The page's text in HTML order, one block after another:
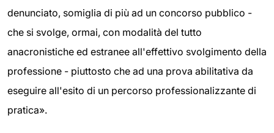
denunciato, somiglia di più ad un concorso pubblico -
che si svolge, ormai, con modalità del tutto
anacronistiche ed estranee all'effettivo svolgimento della
professione - piuttosto che ad una prova abilitativa da
eseguire all'esito di un percorso professionalizzante di
pratica».